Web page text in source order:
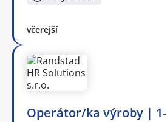
včerejší
Operátor/ka výroby | 1-